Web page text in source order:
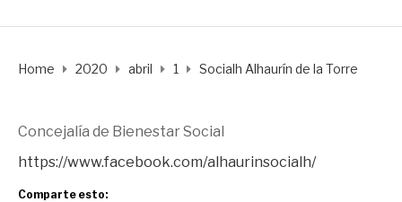
Home 2020 abril 1 Socialh Alhaurín de la Torre
Concejalía de Bienestar Social
https://www.facebook.com/alhaurinsocialh/
Comparte esto: